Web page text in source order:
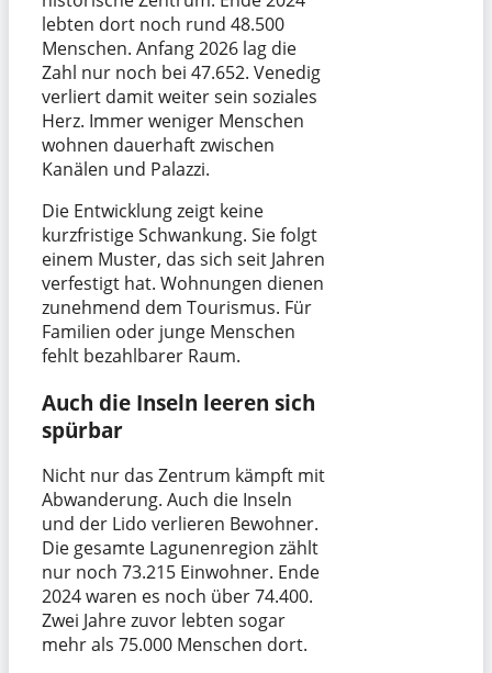
lebten dort noch rund 48.500
Menschen. Anfang 2026 lag die
Zahl nur noch bei 47.652. Venedig
verliert damit weiter sein soziales
Herz. Immer weniger Menschen
wohnen dauerhaft zwischen
Kanälen und Palazzi.
Die Entwicklung zeigt keine
kurzfristige Schwankung. Sie folgt
einem Muster, das sich seit Jahren
verfestigt hat. Wohnungen dienen
zunehmend dem Tourismus. Für
Familien oder junge Menschen
fehlt bezahlbarer Raum.
Auch die Inseln leeren sich
spürbar
Nicht nur das Zentrum kämpft mit
Abwanderung. Auch die Inseln
und der Lido verlieren Bewohner.
Die gesamte Lagunenregion zählt
nur noch 73.215 Einwohner. Ende
2024 waren es noch über 74.400.
Zwei Jahre zuvor lebten sogar
mehr als 75.000 Menschen dort.